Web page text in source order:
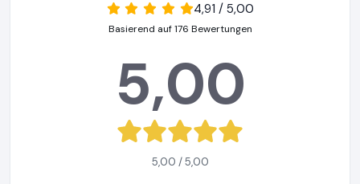
4,91 / 5,00
Basierend auf 176 Bewertungen
5,00
5,00 / 5,00